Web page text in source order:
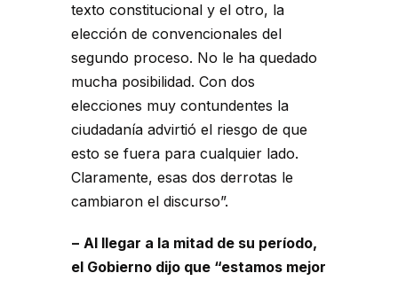
texto constitucional y el otro, la
elección de convencionales del
segundo proceso. No le ha quedado
mucha posibilidad. Con dos
elecciones muy contundentes la
ciudadanía advirtió el riesgo de que
esto se fuera para cualquier lado.
Claramente, esas dos derrotas le
cambiaron el discurso”.
− Al llegar a la mitad de su período,
el Gobierno dijo que “estamos mejor